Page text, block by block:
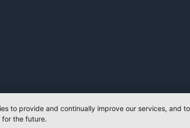
to provide and continually improve our services, and
the future.